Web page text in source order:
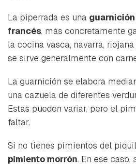
La piperrada es una
francés, más concretamente
la cocina vasca, navarra,
se sirve generalmente con
La guarnición se elabora
una cazuela de diferentes
Estas pueden variar, pero el
faltar.
Si no tienes pimientos del
pimiento morrón. En ese caso,